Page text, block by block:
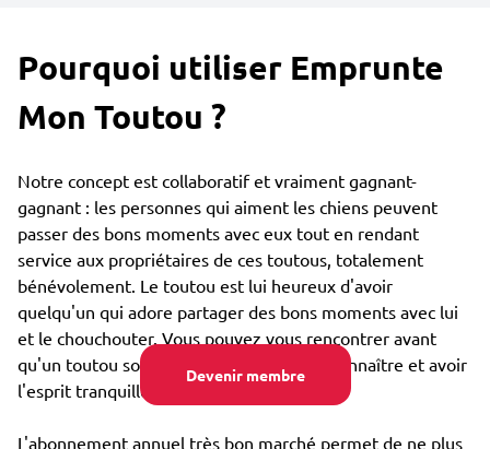
Devenir membre
Pourquoi utiliser Emprunte
Mon Toutou ?
Notre concept est collaboratif et vraiment gagnant-
gagnant : les personnes qui aiment les chiens peuvent
passer des bons moments avec eux tout en rendant
service aux propriétaires de ces toutous, totalement
bénévolement. Le toutou est lui heureux d'avoir
quelqu'un qui adore partager des bons moments avec lui
et le chouchouter. Vous pouvez vous rencontrer avant
qu'un toutou soit confié, afin de bien se connaître et avoir
l'esprit tranquille.
L'abonnement annuel très bon marché permet de ne plus